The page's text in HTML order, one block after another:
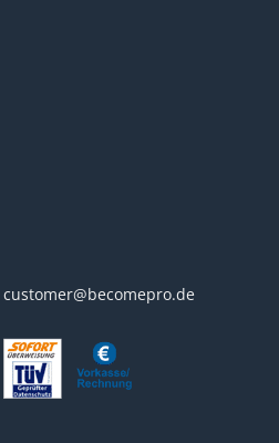
customer@becomepro.de